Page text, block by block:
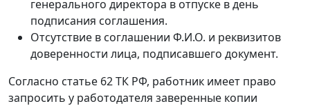
генерального директора в отпуске в день
подписания соглашения.
Отсутствие в соглашении Ф.И.О. и реквизитов
доверенности лица, подписавшего документ.
Согласно статье 62 ТК РФ, работник имеет право
запросить у работодателя заверенные копии